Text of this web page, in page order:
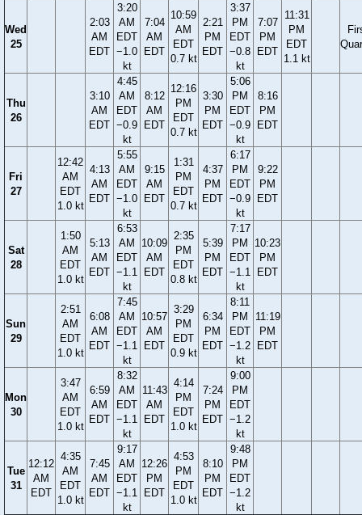
Wed
25
2:03
AM
EDT
3:20
AM
EDT
−1.0
kt
7:04
AM
EDT
10:59
AM
EDT
0.7 kt
2:21
PM
EDT
3:37
PM
EDT
−0.8
kt
7:07
PM
EDT
11:31
PM
EDT
1.1 kt
Thu
26
3:10
AM
EDT
4:45
AM
EDT
−0.9
kt
8:12
AM
EDT
12:16
PM
EDT
0.7 kt
3:30
PM
EDT
5:06
PM
EDT
−0.9
kt
8:16
PM
EDT
Fri
27
12:42
AM
EDT
1.0 kt
4:13
AM
EDT
5:55
AM
EDT
−1.0
kt
9:15
AM
EDT
1:31
PM
EDT
0.7 kt
4:37
PM
EDT
6:17
PM
EDT
−0.9
kt
9:22
PM
EDT
Sat
28
1:50
AM
EDT
1.0 kt
5:13
AM
EDT
6:53
AM
EDT
−1.1
kt
10:09
AM
EDT
2:35
PM
EDT
0.8 kt
5:39
PM
EDT
7:17
PM
EDT
−1.1
kt
10:23
PM
EDT
Sun
29
2:51
AM
EDT
1.0 kt
6:08
AM
EDT
7:45
AM
EDT
−1.1
kt
10:57
AM
EDT
3:29
PM
EDT
0.9 kt
6:34
PM
EDT
8:11
PM
EDT
−1.2
kt
11:19
PM
EDT
Mon
30
3:47
AM
EDT
1.0 kt
6:59
AM
EDT
8:32
AM
EDT
−1.1
kt
11:43
AM
EDT
4:14
PM
EDT
1.0 kt
7:24
PM
EDT
9:00
PM
EDT
−1.2
kt
Tue
31
12:12
AM
EDT
4:35
AM
EDT
1.0 kt
7:45
AM
EDT
9:17
AM
EDT
−1.1
kt
12:26
PM
EDT
4:53
PM
EDT
1.0 kt
8:10
PM
EDT
9:48
PM
EDT
−1.2
kt